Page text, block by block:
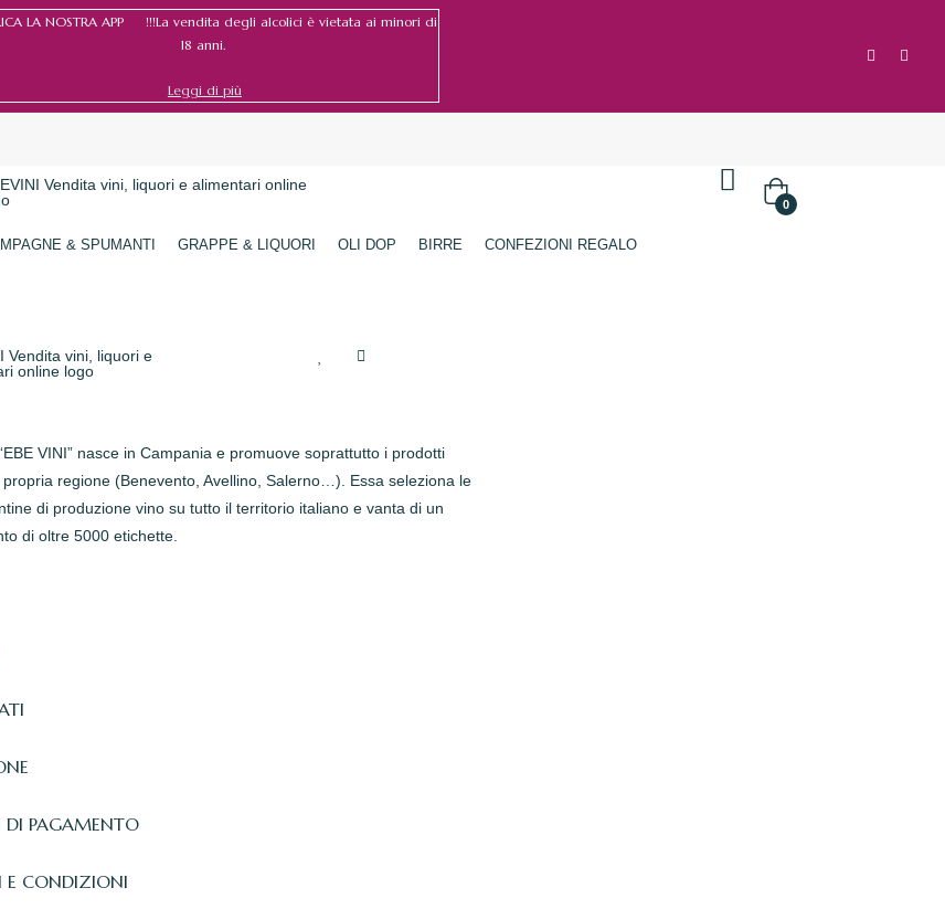
LA NOSTRA APP !!!La vendita degli alcolici è vietata ai minori di
18 anni.
Leggi di più
0
& SPUMANTI GRAPPE & LIQUORI OLI DOP BIRRE CONFEZIONI REGALO
VINI” nasce in Campania e promuove soprattutto i prodotti
propria regione (Benevento, Avellino, Salerno…). Essa seleziona le
di produzione vino su tutto il territorio italiano e vanta di un
di oltre 5000 etichette.
DI PAGAMENTO
E CONDIZIONI